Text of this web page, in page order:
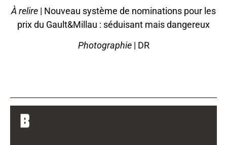
À relire | Nouveau système de nominations pour les
prix du Gault&Millau : séduisant mais dangereux
Photographie| DR